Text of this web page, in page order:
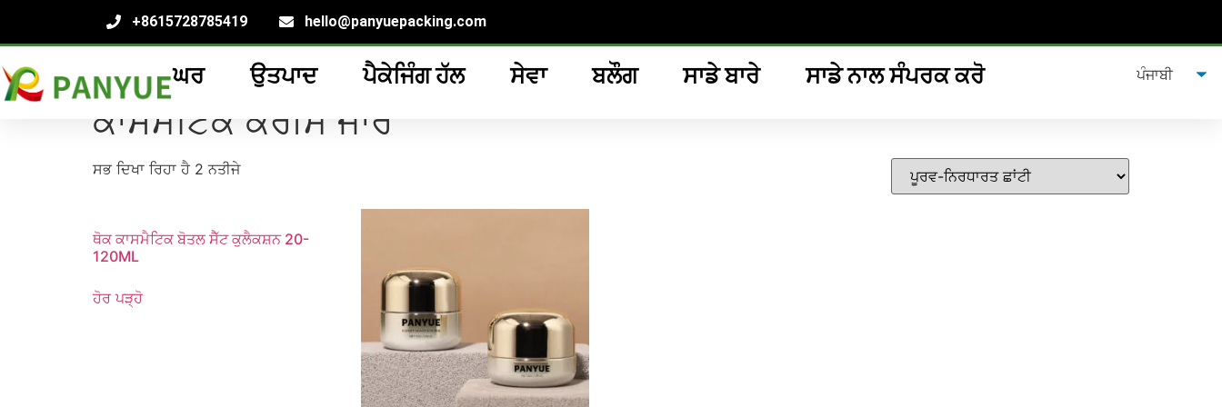
+8615728785419 hello@panyuepacking.com
ਘਰ ਉਤਪਾਦ ਪੈਕੇਜਿੰਗ ਹੱਲ ਸੇਵਾ ਬਲੌਗ ਸਾਡੇ ਬਾਰੇ ਸਾਡੇ ਨਾਲ ਸੰਪਰਕ ਕਰੋ
ਘਰ/ਉਤਪਾਦ/ ਟੈਗ ਕੀਤੇ ਉਤਪਾਦ "ਕਾਸਮੈਟਿਕ ਕਰੀਮ ਜਾਰ”
ਕਾਸਮੈਟਿਕ ਕਰੀਮ ਜਾਰ
ਸਭ ਦਿਖਾ ਰਿਹਾ ਹੈ 2 ਨਤੀਜੇ
ਥੋਕ ਕਾਸਮੈਟਿਕ ਬੋਤਲ ਸੈੱਟ ਕੁਲੈਕਸ਼ਨ 20-
120ML
ਹੋਰ ਪੜ੍ਹੋ